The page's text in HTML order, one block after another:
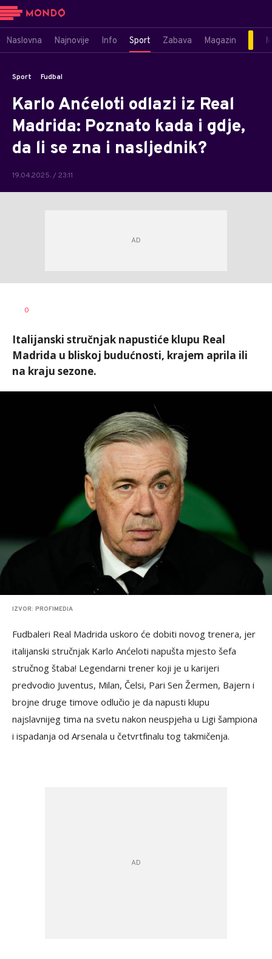
Naslovna Najnovije Info Sport Zabava Magazin
Sport Fudbal
Karlo Anćeloti odlazi iz Real
Madrida: Poznato kada i gdje,
da li se zna i nasljednik?
19.04.2025. / 23:11
AUTOR
0
Italijanski stručnjak napustiće klupu Real
Madrida u bliskoj budućnosti, krajem aprila ili
na kraju sezone.
IZVOR: PROFIMEDIA
Fudbaleri Real Madrida uskoro će dobiti novog trenera, jer
italijanski stručnjak Karlo Anćeloti napušta mjesto šefa
stručnog štaba! Legendarni trener koji je u karijeri
predvodio Juventus, Milan, Čelsi, Pari Sen Žermen, Bajern i
brojne druge timove odlučio je da napusti klupu
najslavnijeg tima na svetu nakon neuspjeha u Ligi šampiona
i ispadanja od Arsenala u četvrtfinalu tog takmičenja.